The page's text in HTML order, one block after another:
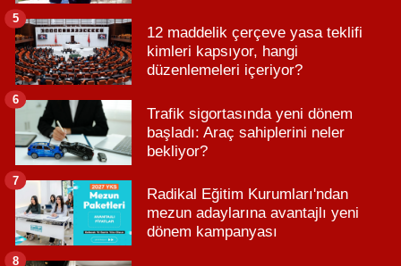
12 maddelik çerçeve yasa teklifi
kimleri kapsıyor, hangi
düzenlemeleri içeriyor?
5
Trafik sigortasında yeni dönem
başladı: Araç sahiplerini neler
bekliyor?
6
Radikal Eğitim Kurumları'ndan
mezun adaylarına avantajlı yeni
dönem kampanyası
7
8